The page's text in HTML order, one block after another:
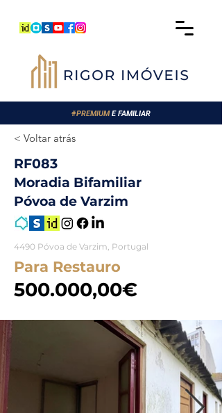
#PREMIUME FAMILIAR
< Voltar atrás
RF083
Moradia Bifamiliar
Póvoa de Varzim
4490 Póvoa de Varzim, Portugal
Para Restauro
500.000,00€